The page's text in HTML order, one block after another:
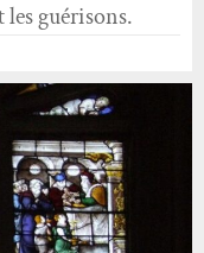
guérisons.